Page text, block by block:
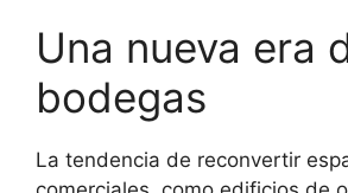
Una nueva era
bodegas
La tendencia de reconvertir